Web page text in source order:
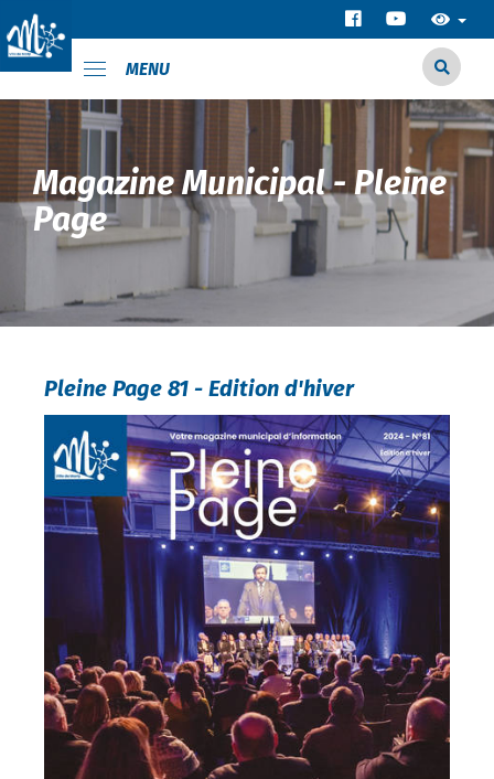
MENU
Magazine Municipal - Pleine
Page
Pleine Page 81 - Edition d'hiver